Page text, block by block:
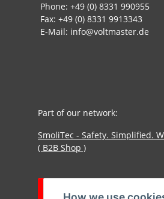
Phone: +49 (0) 8331 990955
Fax: +49 (0) 8331 9913343
E-Mail: info@voltmaster.de
Part of our network:
SmoliTec - Safety. Simplified.
( B2B Shop )
Withdraw contract